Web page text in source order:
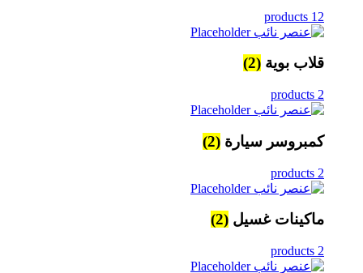
12 products
قلاب بوية (2)
2 products
كمبروسر سيارة (2)
2 products
ماكينات غسيل (2)
2 products